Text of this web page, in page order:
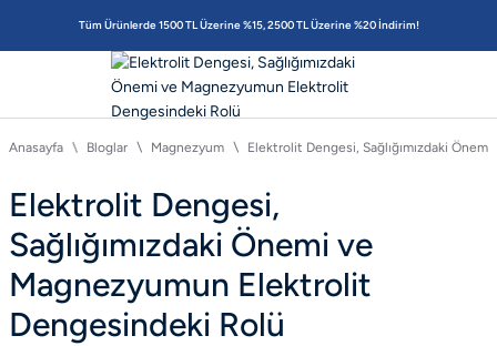
Tüm Ürünlerde 1500 TL Üzerine %15, 2500 TL Üzerine %20 İndirim!
Anasayfa Bloglar Magnezyum Elektrolit Dengesi, Sağlığımızdaki
Elektrolit Dengesi,
Sağlığımızdaki Önemi ve
Magnezyumun Elektrolit
Dengesindeki Rolü